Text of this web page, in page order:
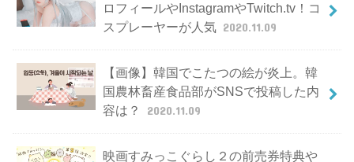
ロフィールやInstagramやTwitch.tv！コ
スプレーヤーが人気 2020.11.09
【画像】韓国でこたつの絵が炎上。韓
国農林畜産食品部がSNSで投稿した内
容は？
2020.11.09
映画すみっこぐらし２の前売券特典や